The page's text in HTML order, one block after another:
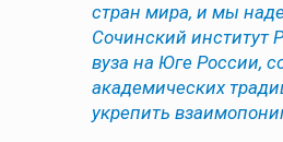
стран мира, и мы
Сочинский институт
вуза на Юге России,
академических
укрепить